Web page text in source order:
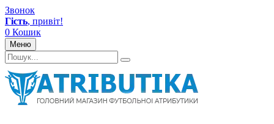
Звонок
Гість, привіт!
0 Кошик
Меню